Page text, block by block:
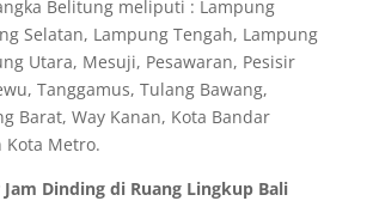
Belitung meliputi : Lampung
Selatan, Lampung Tengah, Lampung
Utara, Mesuji, Pesawaran, Pesisir
Tanggamus, Tulang Bawang,
Barat, Way Kanan, Kota Bandar
Kota Metro.
Jam Dinding di Ruang Lingkup Bali